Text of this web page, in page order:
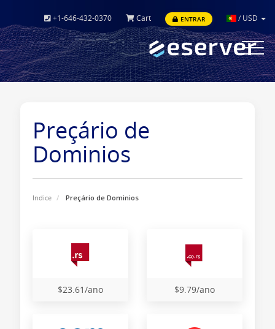
+1-646-432-0370 Cart ENTRAR / USD
Toggle
Preçário de
Dominios
Indice Preçário de Dominios
$23.61/ano $9.79/ano